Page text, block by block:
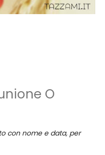
O
con nome e data, per